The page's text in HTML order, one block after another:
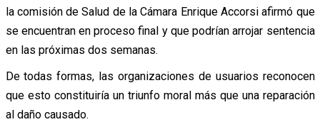
la comisión de Salud de la Cámara Enrique Accorsi afirmó que
se encuentran en proceso final y que podrían arrojar sentencia
en las próximas dos semanas.
De todas formas, las organizaciones de usuarios reconocen
que esto constituiría un triunfo moral más que una reparación
al daño causado.